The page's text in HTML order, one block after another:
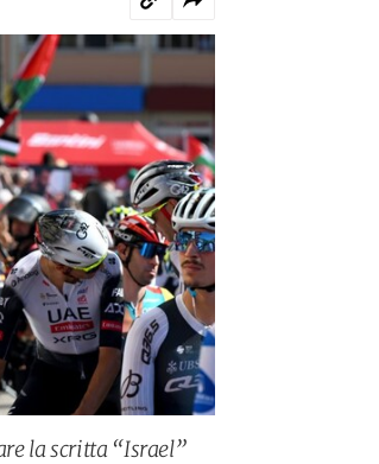
la scritta “Israel”